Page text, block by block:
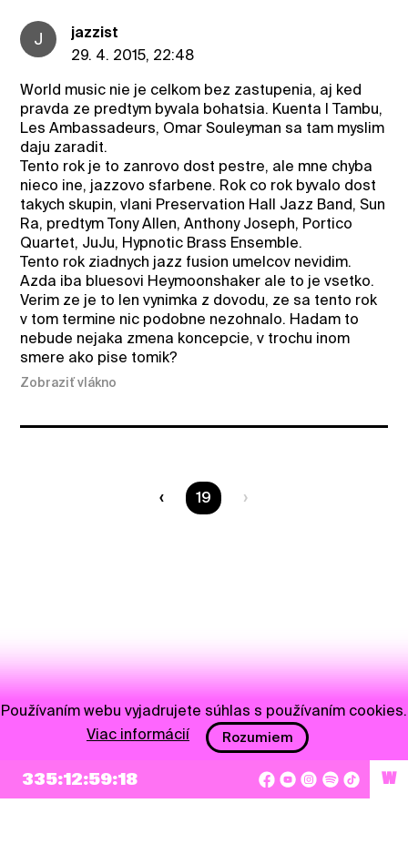
J
jazzist
29. 4. 2015, 22:48
World music nie je celkom bez zastupenia, aj ked
pravda ze predtym byvala bohatsia. Kuenta I Tambu,
Les Ambassadeurs, Omar Souleyman sa tam myslim
daju zaradit.
Tento rok je to zanrovo dost pestre, ale mne chyba
nieco ine, jazzovo sfarbene. Rok co rok byvalo dost
takych skupin, vlani Preservation Hall Jazz Band, Sun
Ra, predtym Tony Allen, Anthony Joseph, Portico
Quartet, JuJu, Hypnotic Brass Ensemble.
Tento rok ziadnych jazz fusion umelcov nevidim.
Azda iba bluesovi Heymoonshaker ale to je vsetko.
Verim ze je to len vynimka z dovodu, ze sa tento rok
v tom termine nic podobne nezohnalo. Hadam to
nebude nejaka zmena koncepcie, v trochu inom
smere ako pise tomik?
Zobraziť vlákno
Ste na strane
19
335:12:59:18 W
Používaním webu vyjadrujete súhlas s používaním cookies.
Viac informácií
Rozumiem